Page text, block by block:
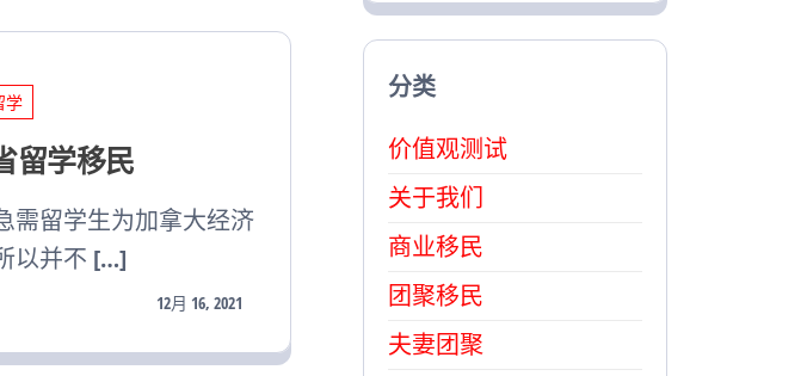
学
留学移民
需留学生为加拿大经济
以并不 […]
12月 16, 2021
分类
价值观测试
关于我们
商业移民
团聚移民
夫妻团聚